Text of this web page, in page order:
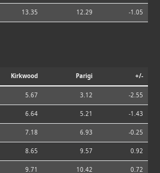
13.35 12.29 -1.05
Kirkwood Parigi +/-
5.67 3.12 -2.55
6.64 5.21 -1.43
7.18 6.93 -0.25
8.65 9.57 0.92
9.71 10.42 0.72